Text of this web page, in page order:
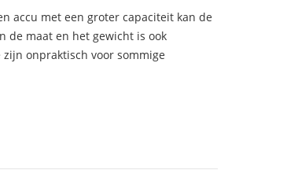
accu met een groter capaciteit kan de
de maat en het gewicht is ook
onpraktisch voor sommige